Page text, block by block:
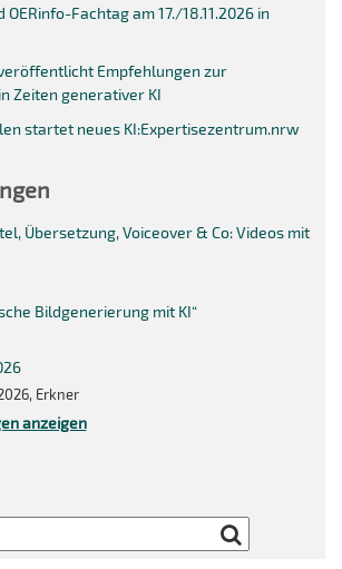
OERinfo-Fachtag am 17./18.11.2026 in
Empfehlungen zur
Zeiten generativer KI
startet neues KI:Expertisezentrum.nrw
Übersetzung, Voiceover & Co: Videos mit
Bildgenerierung mit KI“
Erkner
anzeigen